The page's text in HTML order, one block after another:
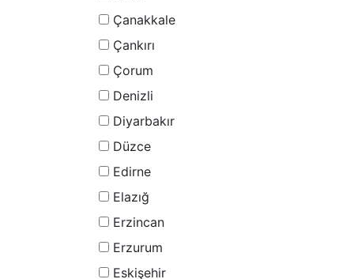
Çanakkale
Çankırı
Çorum
Denizli
Diyarbakır
Düzce
Edirne
Elazığ
Erzincan
Erzurum
Eskişehir